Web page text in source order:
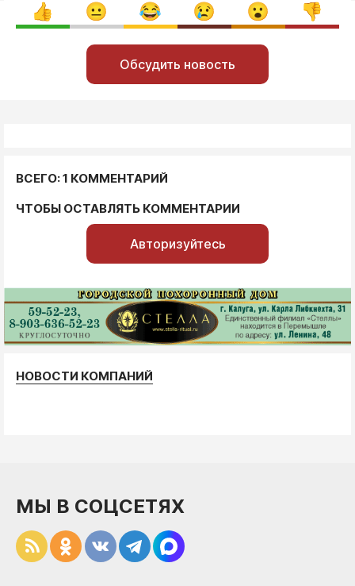
Обсудить новость
ВСЕГО: 1 КОММЕНТАРИЙ
ЧТОБЫ ОСТАВЛЯТЬ КОММЕНТАРИИ
Авторизуйтесь
НОВОСТИ КОМПАНИЙ
МЫ В СОЦСЕТЯХ